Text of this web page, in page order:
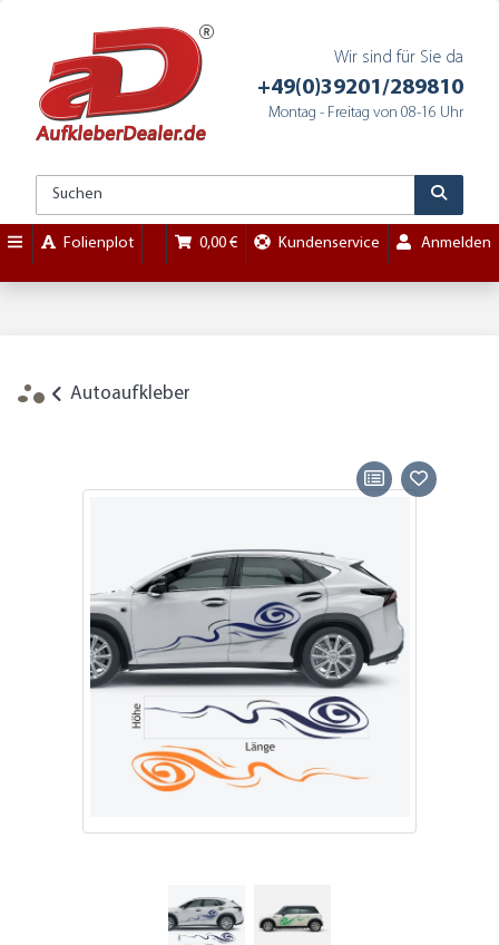
Wir sind für Sie da
+49(0)39201/289810
Montag - Freitag von 08-16 Uhr
Folienplot 0,00 € Kundenservice Anmelden
Autoaufkleber